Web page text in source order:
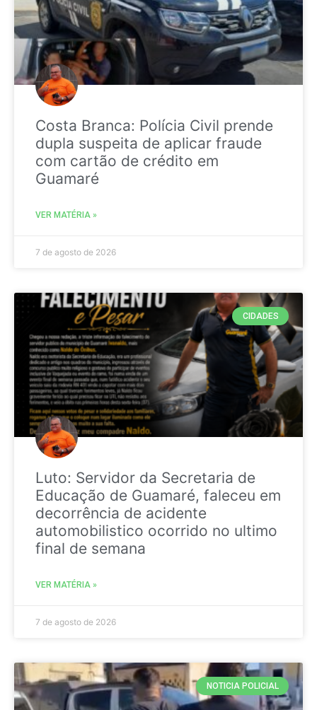
Costa Branca: Polícia Civil prende
dupla suspeita de aplicar fraude
com cartão de crédito em
Guamaré
VER MATÉRIA »
7 de agosto de 2026
CIDADES
Luto: Servidor da Secretaria de
Educação de Guamaré, faleceu em
decorrência de acidente
automobilistico ocorrido no ultimo
final de semana
VER MATÉRIA »
7 de agosto de 2026
NOTICIA POLICIAL